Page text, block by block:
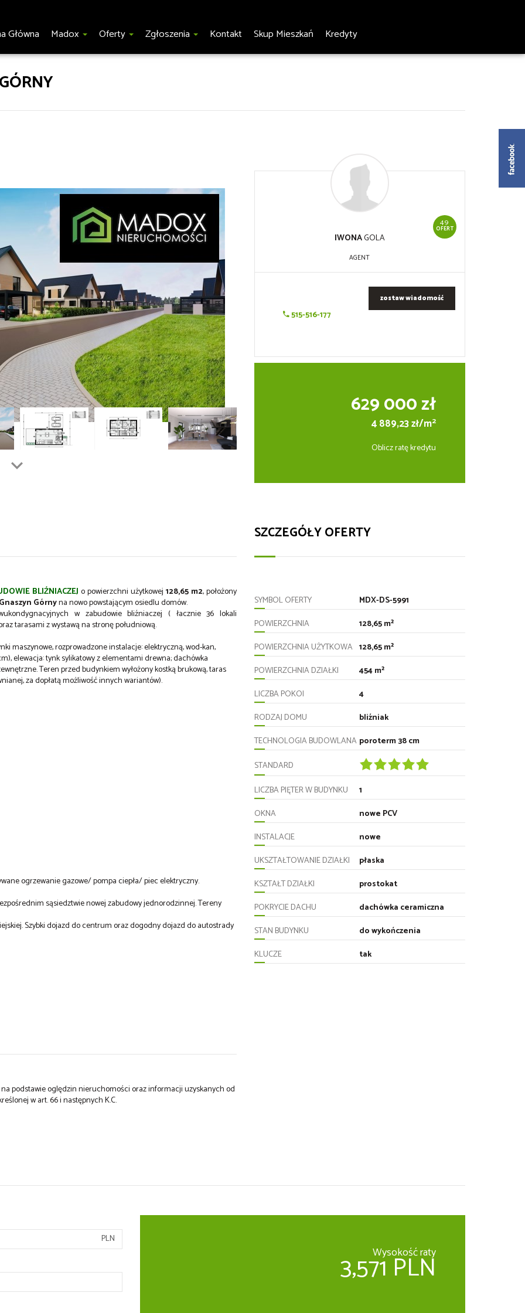
Główna Madox Oferty Zgłoszenia Kontakt Skup Mieszkań Kredyty
49
OFERT
IWONAGOLA
AGENT
515-516-177
zostaw wiadomość
629 000 zł
4 889,23 zł/m2
Oblicz ratę kredytu
BLIŹNIACZEJ o powierzchni użytkowej 128,65 m2, położony
Górnyna nowo powstającym osiedlu domów.
w zabudowie bliźniaczej ( łacznie 36 lokali
tarasami z wystawą na stronę południową.
maszynowe, rozprowadzone instalacje: elektryczną, wod-kan,
elewacja: tynk sylikatowy z elementami drewna; dachówka
Teren przed budynkiem wyłożony kostką brukową, taras
za dopłatą możliwość innych wariantów).
ogrzewanie gazowe/ pompa ciepła/ piec elektryczny.
sąsiedztwie nowej zabudowy jednorodzinnej. Tereny
Szybki dojazd do centrum oraz dogodny dojazd do autostrady
podstawie oględzin nieruchomości oraz informacji uzyskanych od
w art. 66 i następnych K.C.
SZCZEGÓŁY OFERTY
SYMBOL OFERTY
MDX-DS-5991
POWIERZCHNIA
128,65 m²
POWIERZCHNIA UŻYTKOWA 128,65 m²
POWIERZCHNIA DZIAŁKI
454 m²
LICZBA POKOI
4
RODZAJ DOMU
bliźniak
TECHNOLOGIA BUDOWLANA poroterm 38 cm
STANDARD
LICZBA PIĘTER W BUDYNKU
1
OKNA
nowe PCV
INSTALACJE
nowe
UKSZTAŁTOWANIE DZIAŁKI
płaska
KSZTAŁT DZIAŁKI
prostokat
POKRYCIE DACHU
dachówka ceramiczna
STAN BUDYNKU
do wykończenia
KLUCZE
tak
PLN
Wysokość raty
3,571 PLN